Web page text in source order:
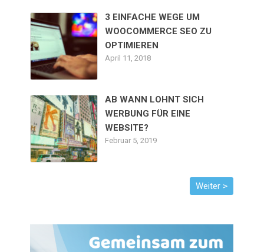
3 EINFACHE WEGE UM
WOOCOMMERCE SEO ZU
OPTIMIEREN
April 11, 2018
AB WANN LOHNT SICH
WERBUNG FÜR EINE
WEBSITE?
Februar 5, 2019